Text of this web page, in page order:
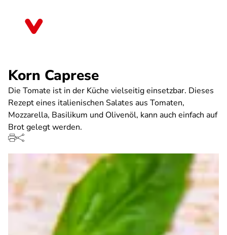
Korn Caprese
Die Tomate ist in der Küche vielseitig einsetzbar. Dieses
Rezept eines italienischen Salates aus Tomaten,
Mozzarella, Basilikum und Olivenöl, kann auch einfach auf
Brot gelegt werden.